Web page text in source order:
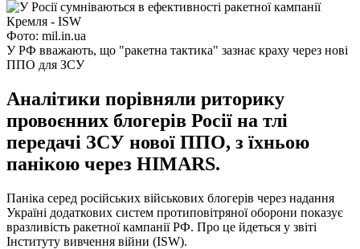
Фото: mil.in.ua
У РФ вважають, що "ракетна тактика" зазнає краху через нові
ППО для ЗСУ
Аналітики порівняли риторику
провоєнних блогерів Росії на тлі
передачі ЗСУ нової ППО, з їхньою
панікою через HIMARS.
Паніка серед російських військових блогерів через надання
Україні додаткових систем протиповітряної оборони показує
вразливість ракетної кампанії РФ. Про це йдеться у звіті
Інституту вивчення війни (ISW).